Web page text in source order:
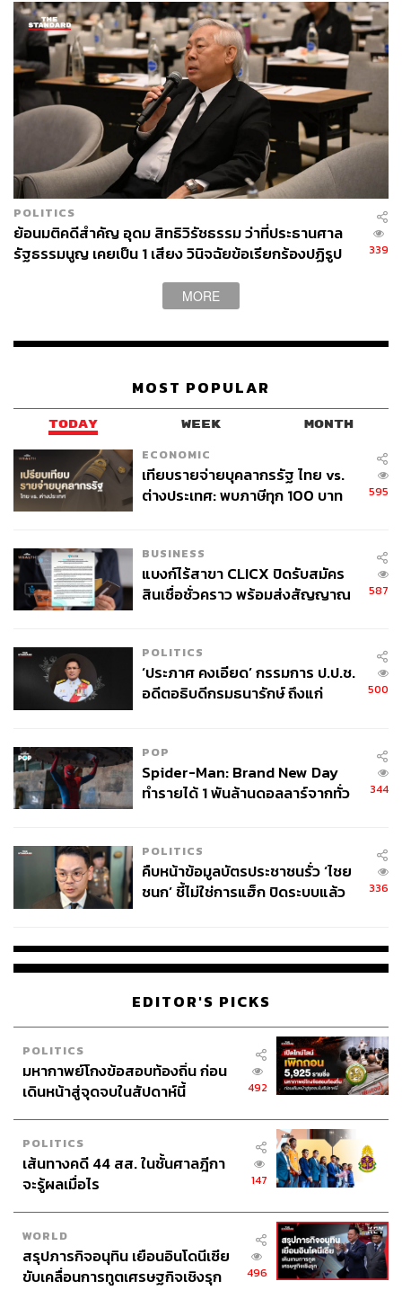
POLITICS
ย้อนมติคดีสำคัญ อุดม สิทธิวิรัชธรรม ว่าที่ประธานศาล
รัฐธรรมนูญ เคยเป็น 1 เสียง วินิจฉัยข้อเรียกร้องปฏิรูป
339
MORE
MOST POPULAR
TODAY WEEK MONTH
ECONOMIC
เทียบรายจ่ายบุคลากรรัฐ ไทย vs.
ต่างประเทศ: พบภาษีทุก 100 บาท
595
BUSINESS
แบงก์ไร้สาขา CLICX ปิดรับสมัคร
สินเชื่อชั่วคราว พร้อมส่งสัญญาณ
587
POLITICS
‘ประภาศ คงเอียด’ กรรมการ ป.ป.ช.
อดีตอธิบดีกรมธนารักษ์ ถึงแก่
500
POP
Spider-Man: Brand New Day
ทำรายได้ 1 พันล้านดอลลาร์จากทั่ว
344
POLITICS
คืบหน้าข้อมูลบัตรประชาชนรั่ว ‘ไชย
ชนก’ ชี้ไม่ใช่การแฮ็ก ปิดระบบแล้ว
336
EDITOR'S PICKS
POLITICS
มหากาพย์โกงข้อสอบท้องถิ่น ก่อน
เดินหน้าสู่จุดจบในสัปดาห์นี้
492
POLITICS
เส้นทางคดี 44 สส. ในชั้นศาลฎีกา
จะรู้ผลเมื่อไร
147
WORLD
สรุปภารกิจอนุทิน เยือนอินโดนีเซีย
ขับเคลื่อนการทูตเศรษฐกิจเชิงรุก
496